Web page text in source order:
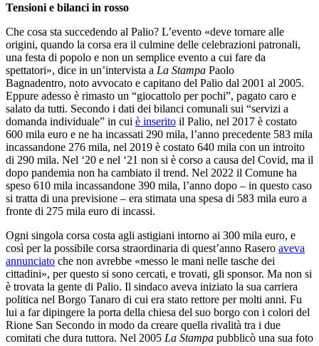
Tensioni e bilanci in rosso
Che cosa sta succedendo al Palio? L’evento «deve tornare alle
origini, quando la corsa era il culmine delle celebrazioni patronali,
una festa di popolo e non un semplice evento a cui fare da
spettatori», dice in un’intervista a La Stampa Paolo
Bagnadentro, noto avvocato e capitano del Palio dal 2001 al 2005.
Eppure adesso è rimasto un “giocattolo per pochi”, pagato caro e
salato da tutti. Secondo i dati dei bilanci comunali sui “servizi a
domanda individuale” in cui è inserito il Palio, nel 2017 è costato
600 mila euro e ne ha incassati 290 mila, l’anno precedente 583 mila
incassandone 276 mila, nel 2019 è costato 640 mila con un introito
di 290 mila. Nel ‘20 e nel ‘21 non si è corso a causa del Covid, ma il
dopo pandemia non ha cambiato il trend. Nel 2022 il Comune ha
speso 610 mila incassandone 390 mila, l’anno dopo – in questo caso
si tratta di una previsione – era stimata una spesa di 583 mila euro a
fronte di 275 mila euro di incassi.
Ogni singola corsa costa agli astigiani intorno ai 300 mila euro, e
così per la possibile corsa straordinaria di quest’anno Rasero aveva
annunciato che non avrebbe «messo le mani nelle tasche dei
cittadini», per questo si sono cercati, e trovati, gli sponsor. Ma non si
è trovata la gente di Palio. Il sindaco aveva iniziato la sua carriera
politica nel Borgo Tanaro di cui era stato rettore per molti anni. Fu
lui a far dipingere la porta della chiesa del suo borgo con i colori del
Rione San Secondo in modo da creare quella rivalità tra i due
comitati che dura tuttora. Nel 2005 La Stampa pubblicò una sua foto